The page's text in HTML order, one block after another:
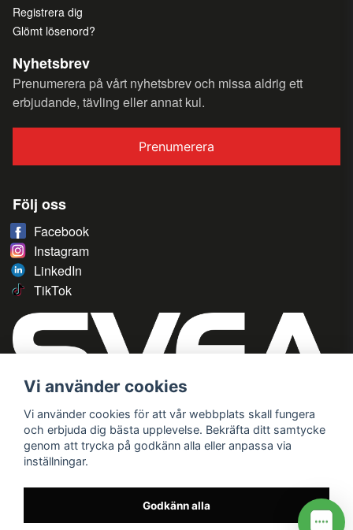
Registrera dig
Glömt lösenord?
Nyhetsbrev
Prenumerera på vårt nyhetsbrev och missa aldrig ett
erbjudande, tävling eller annat kul.
Prenumerera
Följ oss
Facebook
Instagram
LinkedIn
TikTok
Vi använder cookies
Vi använder cookies för att vår webbplats skall fungera
och erbjuda dig bästa upplevelse. Bekräfta ditt samtycke
genom att trycka på godkänn alla eller anpassa via
inställningar.
Godkänn alla